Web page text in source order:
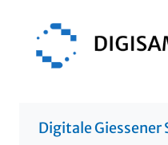
Digitale Giessener